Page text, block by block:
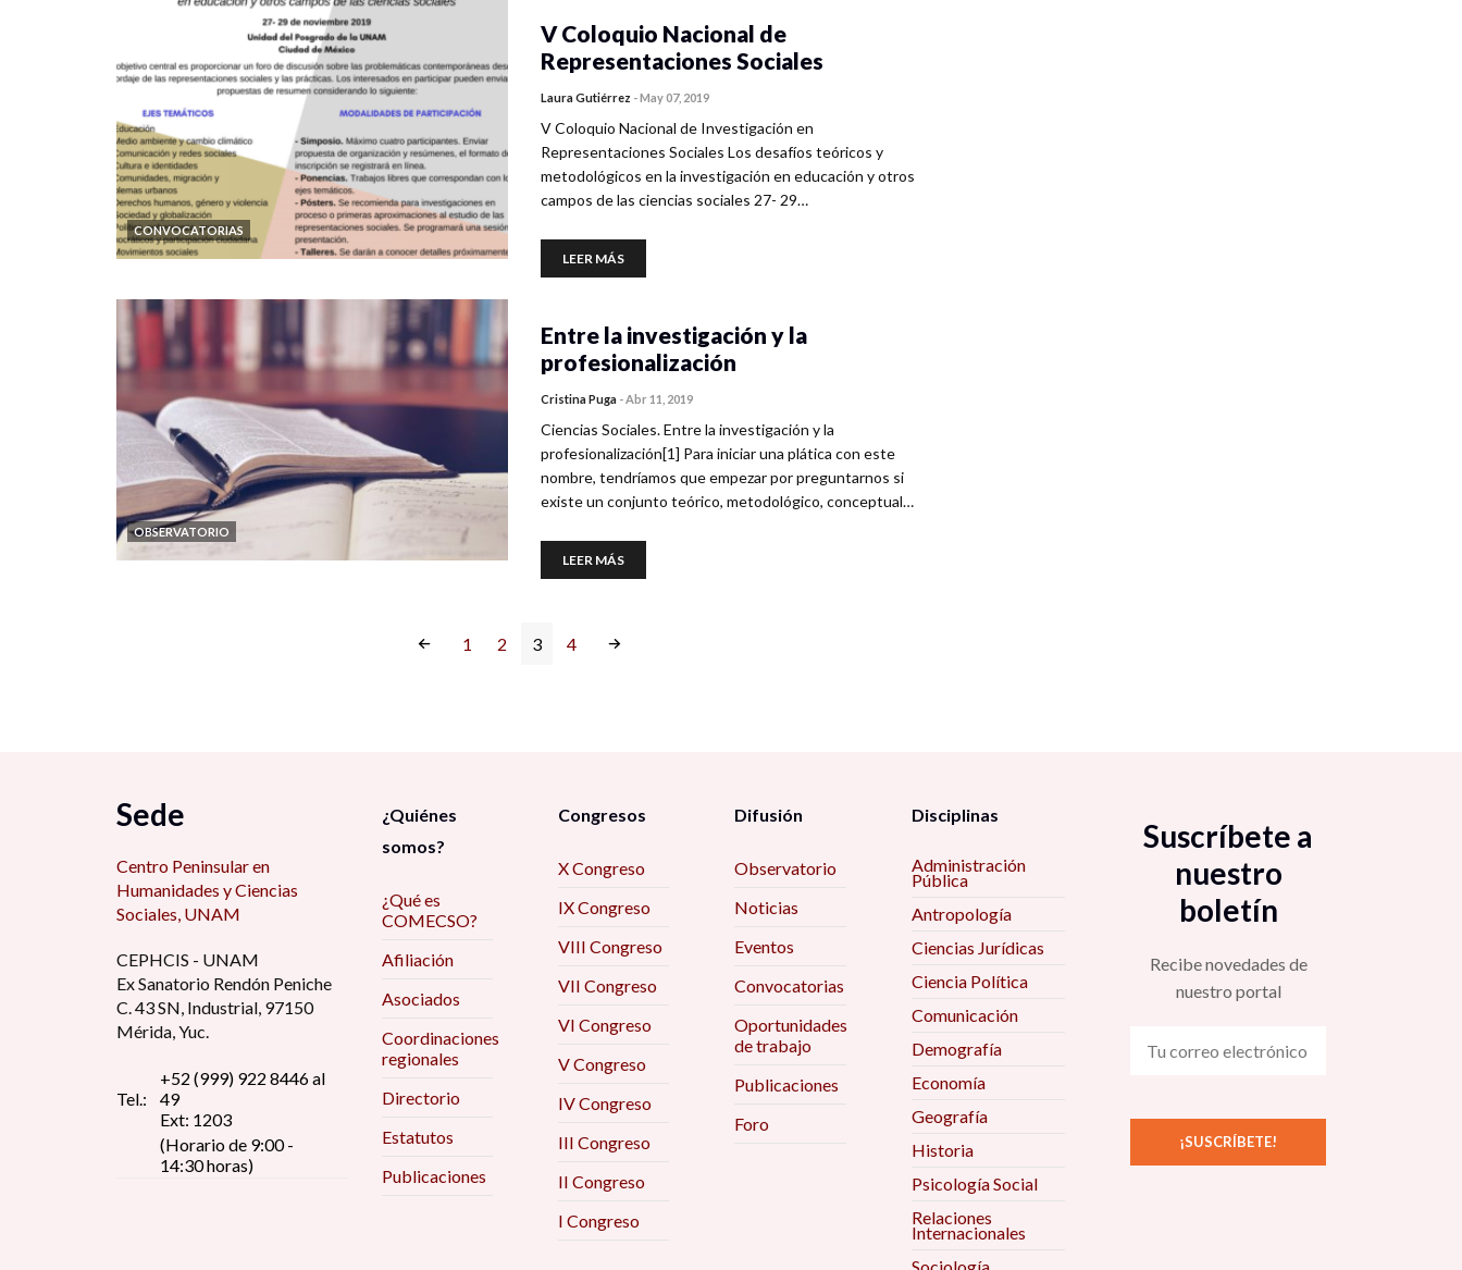
CONVOCATORIAS
V Coloquio Nacional de
Representaciones Sociales
Laura Gutiérrez -May 07, 2019
V Coloquio Nacional de Investigación en
Representaciones Sociales Los desafíos teóricos y
metodológicos en la investigación en educación y otros
campos de las ciencias sociales 27- 29…
LEER MÁS
OBSERVATORIO
Entre la investigación y la
profesionalización
Cristina Puga -Abr 11, 2019
Ciencias Sociales. Entre la investigación y la
profesionalización[1] Para iniciar una plática con este
nombre, tendríamos que empezar por preguntarnos si
existe un conjunto teórico, metodológico, conceptual…
LEER MÁS
1 2 3 4
Sede
Centro Peninsular en
Humanidades y Ciencias
Sociales, UNAM
CEPHCIS - UNAM
Ex Sanatorio Rendón Peniche
C. 43 SN, Industrial, 97150
Mérida, Yuc.
Tel.:
+52 (999) 922 8446 al
49
Ext: 1203
(Horario de 9:00 -
14:30 horas)
¿Quiénes
somos?
¿Qué es
COMECSO?
Afiliación
Asociados
Coordinaciones
regionales
Directorio
Estatutos
Publicaciones
Congresos
X Congreso
IX Congreso
VIII Congreso
VII Congreso
VI Congreso
V Congreso
IV Congreso
III Congreso
II Congreso
I Congreso
Difusión
Observatorio
Noticias
Eventos
Convocatorias
Oportunidades
de trabajo
Publicaciones
Foro
Disciplinas
Administración
Pública
Antropología
Ciencias Jurídicas
Ciencia Política
Comunicación
Demografía
Economía
Geografía
Historia
Psicología Social
Relaciones
Internacionales
Suscríbete a
nuestro
boletín
Recibe novedades de
nuestro portal